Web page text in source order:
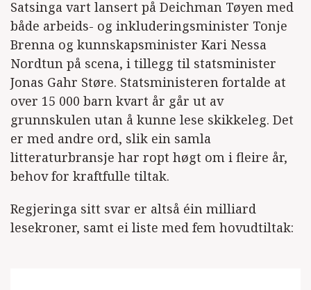
Satsinga vart lansert på Deichman Tøyen med
både arbeids- og inkluderingsminister Tonje
Brenna og kunnskapsminister Kari Nessa
Nordtun på scena, i tillegg til statsminister
Jonas Gahr Støre. Statsministeren fortalde at
over 15 000 barn kvart år går ut av
grunnskulen utan å kunne lese skikkeleg. Det
er med andre ord, slik ein samla
litteraturbransje har ropt høgt om i fleire år,
behov for kraftfulle tiltak.
Regjeringa sitt svar er altså éin milliard
lesekroner, samt ei liste med fem hovudtiltak: